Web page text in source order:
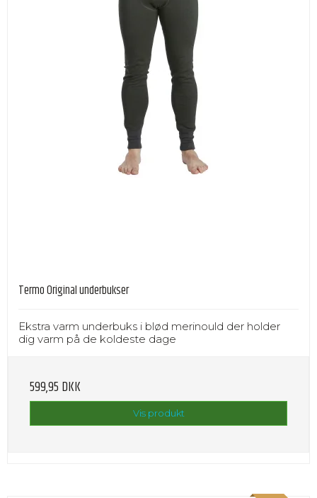
Termo Original underbukser
Ekstra varm underbuks i blød merinould der holder
dig varm på de koldeste dage
599,95 DKK
Vis produkt